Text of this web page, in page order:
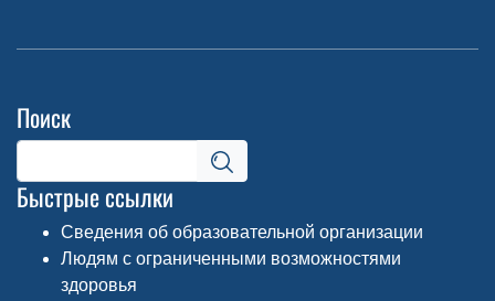
Поиск
Быстрые ссылки
Сведения об образовательной организации
Людям с ограниченными возможностями
здоровья